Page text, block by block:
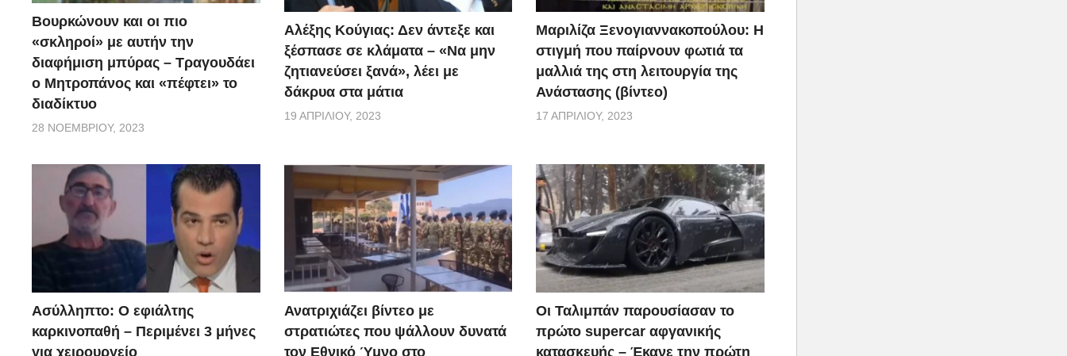
Βουρκώνουν και οι πιο
«σκληροί» με αυτήν την
διαφήμιση μπύρας – Τραγουδάει
ο Μητροπάνος και «πέφτει» το
διαδίκτυο
28 ΝΟΕΜΒΡΊΟΥ, 2023
Αλέξης Κούγιας: Δεν άντεξε και
ξέσπασε σε κλάματα – «Να μην
ζητιανεύσει ξανά», λέει με
δάκρυα στα μάτια
19 ΑΠΡΙΛΊΟΥ, 2023
Μαριλίζα Ξενογιαννακοπούλου: Η
στιγμή που παίρνουν φωτιά τα
μαλλιά της στη λειτουργία της
Ανάστασης (βίντεο)
17 ΑΠΡΙΛΊΟΥ, 2023
Ασύλληπτο: Ο εφιάλτης
καρκινοπαθή – Περιμένει 3 μήνες
για χειρουργείο
Ανατριχιάζει βίντεο με
στρατιώτες που ψάλλουν δυνατά
τον Εθνικό Ύμνο στο
Οι Ταλιμπάν παρουσίασαν το
πρώτο supercar αφγανικής
κατασκευής – Έκανε την πρώτη